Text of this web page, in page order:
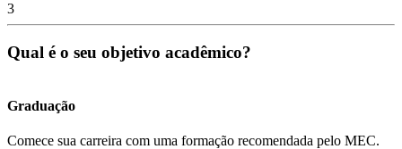
3
Qual é o seu objetivo acadêmico?
Graduação
Comece sua carreira com uma formação recomendada pelo MEC.